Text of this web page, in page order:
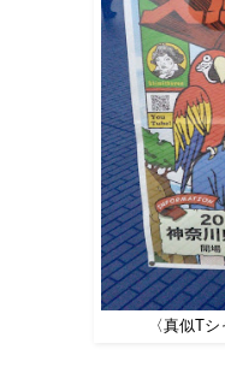
〈真似T